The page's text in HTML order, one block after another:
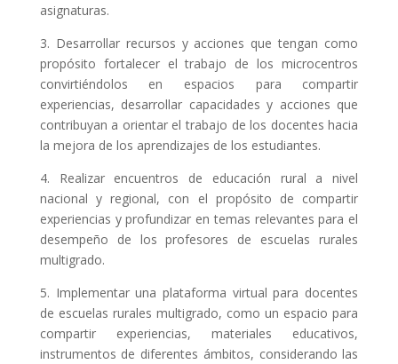
asignaturas.
3. Desarrollar recursos y acciones que tengan como
propósito fortalecer el trabajo de los microcentros
convirtiéndolos en espacios para compartir
experiencias, desarrollar capacidades y acciones que
contribuyan a orientar el trabajo de los docentes hacia
la mejora de los aprendizajes de los estudiantes.
4. Realizar encuentros de educación rural a nivel
nacional y regional, con el propósito de compartir
experiencias y profundizar en temas relevantes para el
desempeño de los profesores de escuelas rurales
multigrado.
5. Implementar una plataforma virtual para docentes
de escuelas rurales multigrado, como un espacio para
compartir experiencias, materiales educativos,
instrumentos de diferentes ámbitos, considerando las